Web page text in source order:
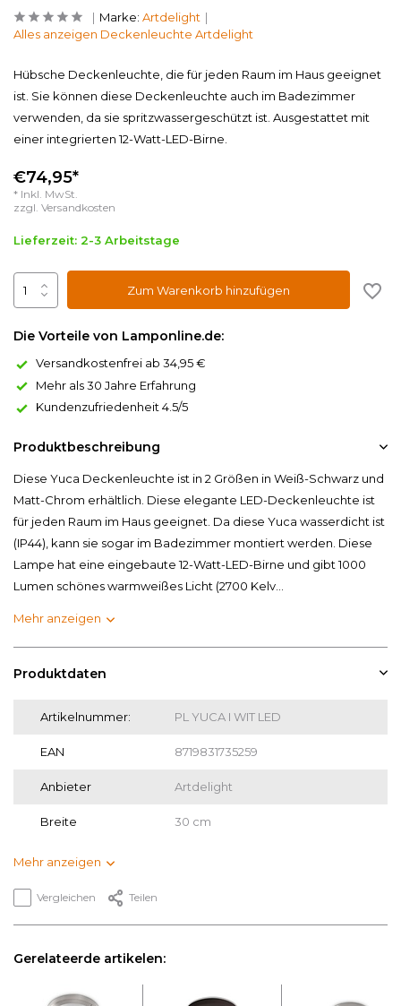
Marke: Artdelight
Alles anzeigen Deckenleuchte Artdelight
Hübsche Deckenleuchte, die für jeden Raum im Haus geeignet
ist. Sie können diese Deckenleuchte auch im Badezimmer
verwenden, da sie spritzwassergeschützt ist. Ausgestattet mit
einer integrierten 12-Watt-LED-Birne.
€74,95*
* Inkl. MwSt.
zzgl. Versandkosten
Lieferzeit: 2-3 Arbeitstage
Zum Warenkorb hinzufügen
Die Vorteile von Lamponline.de:
Versandkostenfrei ab 34,95 €
Mehr als 30 Jahre Erfahrung
Kundenzufriedenheit 4.5/5
Produktbeschreibung
Diese Yuca Deckenleuchte ist in 2 Größen in Weiß-Schwarz und
Matt-Chrom erhältlich. Diese elegante LED-Deckenleuchte ist
für jeden Raum im Haus geeignet. Da diese Yuca wasserdicht ist
(IP44), kann sie sogar im Badezimmer montiert werden. Diese
Lampe hat eine eingebaute 12-Watt-LED-Birne und gibt 1000
Lumen schönes warmweißes Licht (2700 Kelv...
Mehr anzeigen
Produktdaten
Artikelnummer: PL YUCA I WIT LED
EAN 8719831735259
Anbieter Artdelight
Breite 30 cm
Mehr anzeigen
Vergleichen Teilen
Gerelateerde artikelen: